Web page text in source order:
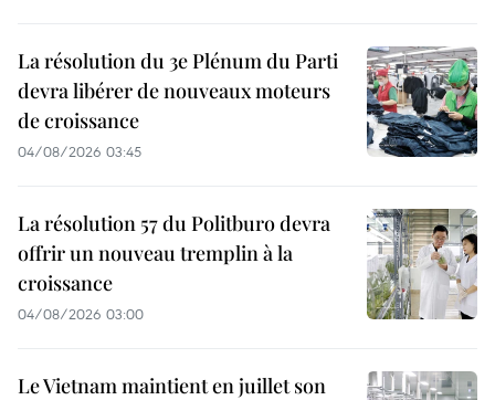
La résolution du 3e Plénum du Parti
devra libérer de nouveaux moteurs
de croissance
04/08/2026 03:45
La résolution 57 du Politburo devra
offrir un nouveau tremplin à la
croissance
04/08/2026 03:00
Le Vietnam maintient en juillet son